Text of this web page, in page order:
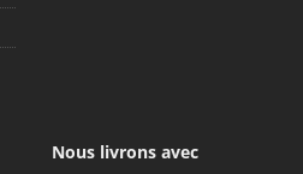
Nous livrons avec